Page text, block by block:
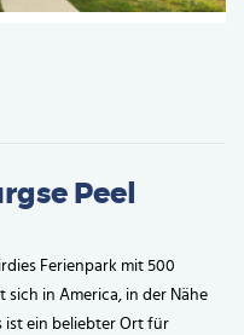
Peel
Ferienpark mit 500
sich in America, in der Nähe
ist ein beliebter Ort für